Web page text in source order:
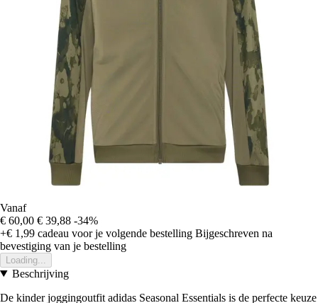
Vanaf
€ 60,00 € 39,88 -34%
+€ 1,99 cadeau voor je volgende bestelling Bijgeschreven na
bevestiging van je bestelling
Loading...
Beschrijving
De kinder joggingoutfit adidas Seasonal Essentials is de perfecte keuze